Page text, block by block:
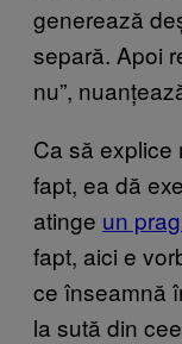
generează
separă. Apoi
nu”,
Ca să explice
fapt, ea dă
atinge un
fapt, aici e
ce înseamnă
la sută din